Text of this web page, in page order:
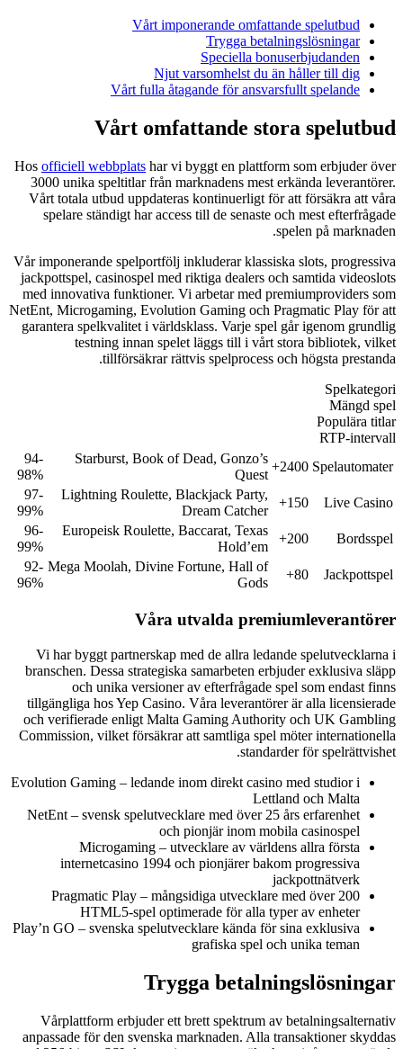
Vårt imponerande omfattande spelutbud
Trygga betalningslösningar
Speciella bonuserbjudanden
Njut varsomhelst du än håller till dig
Vårt fulla åtagande för ansvarsfullt spelande
Vårt omfattande stora spelutbud
Hos officiell webbplats har vi byggt en plattform som erbjuder över
3000 unika speltitlar från marknadens mest erkända leverantörer.
Vårt totala utbud uppdateras kontinuerligt för att försäkra att våra
spelare ständigt har access till de senaste och mest efterfrågade
spelen på marknaden.
Vår imponerande spelportfölj inkluderar klassiska slots, progressiva
jackpottspel, casinospel med riktiga dealers och samtida videoslots
med innovativa funktioner. Vi arbetar med premiumproviders som
NetEnt, Microgaming, Evolution Gaming och Pragmatic Play för att
garantera spelkvalitet i världsklass. Varje spel går igenom grundlig
testning innan spelet läggs till i vårt stora bibliotek, vilket
tillförsäkrar rättvis spelprocess och högsta prestanda.
Spelkategori
Mängd spel
Populära titlar
RTP-intervall
Spelautomater
2400+
Starburst, Book of Dead, Gonzo’s
Quest
94-
98%
Live Casino
150+
Lightning Roulette, Blackjack Party,
Dream Catcher
97-
99%
Bordsspel
200+
Europeisk Roulette, Baccarat, Texas
Hold’em
96-
99%
Jackpottspel
80+
Mega Moolah, Divine Fortune, Hall of
Gods
92-
96%
Våra utvalda premiumleverantörer
Vi har byggt partnerskap med de allra ledande spelutvecklarna i
branschen. Dessa strategiska samarbeten erbjuder exklusiva släpp
och unika versioner av efterfrågade spel som endast finns
tillgängliga hos Yep Casino. Våra leverantörer är alla licensierade
och verifierade enligt Malta Gaming Authority och UK Gambling
Commission, vilket försäkrar att samtliga spel möter internationella
standarder för spelrättvishet.
Evolution Gaming – ledande inom direkt casino med studior i
Lettland och Malta
NetEnt – svensk spelutvecklare med över 25 års erfarenhet
och pionjär inom mobila casinospel
Microgaming – utvecklare av världens allra första
internetcasino 1994 och pionjärer bakom progressiva
jackpottnätverk
Pragmatic Play – mångsidiga utvecklare med över 200
HTML5-spel optimerade för alla typer av enheter
Play’n GO – svenska spelutvecklare kända för sina exklusiva
grafiska spel och unika teman
Trygga betalningslösningar
Vårplattform erbjuder ett brett spektrum av betalningsalternativ
anpassade för den svenska marknaden. Alla transaktioner skyddas